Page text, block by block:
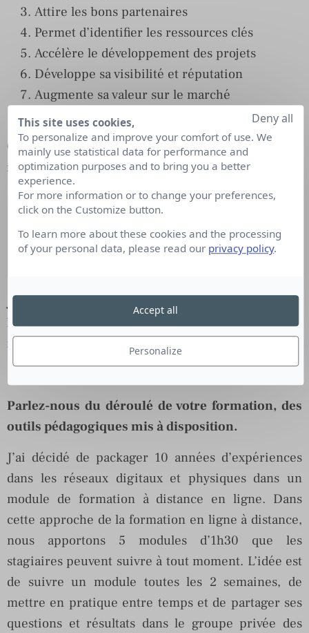
Attire les bons partenaires
Permet d’identifier les ressources clés
Accélère le développement des projets
Développe sa visibilité et réputation
Augmente sa valeur sur le marché
Améliore ses compétences
Quelles sont pour vous les 5 étapes
indispensables?
Etablir sa présence en ligne
Activer son réseau dans les Réseaux Sociaux
Devenir un flux pour attirer des opportunités
Réseauter dans un évènement
J’expose ça plus en détail ici :
http://www.reseautage-pro.com/5-etapes-
networking/
Parlez-nous du déroulé de votre formation, des
outils pédagogiques mis à disposition.
J’ai décidé de packager 10 années d’expériences
dans les réseaux digitaux et physiques dans un
module de formation à distance en ligne. Dans
cette approche de la formation en ligne à distance,
nous apportons 5 modules d’1h30 que les
stagiaires peuvent suivre à tout moment. L’idée est
de suivre un module toutes les 2 semaines, de
mettre en pratique entre temps et de partager ses
questions et résultats dans le groupe privée des
This site uses cookies,
To personalize and improve your comfort of use. We
mainly use statistical data for performance and
optimization purposes and to bring you a better
experience.
For more information or to change your preferences,
click on the Customize button.
To learn more about these cookies and the processing
of your personal data, please read our privacy policy.
Personalize
Deny all
Accept all